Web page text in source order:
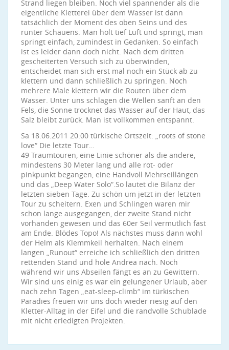
Strand liegen bleiben. Noch viel spannender als die
eigentliche Kletterei über dem Wasser ist dann
tatsächlich der Moment des oben Seins und des
runter Schauens. Man holt tief Luft und springt, man
springt einfach, zumindest in Gedanken. So einfach
ist es leider dann doch nicht. Nach dem dritten
gescheiterten Versuch sich zu überwinden,
entscheidet man sich erst mal noch ein Stück ab zu
klettern und dann schließlich zu springen. Noch
mehrere Male klettern wir die Routen über dem
Wasser. Unter uns schlagen die Wellen sanft an den
Fels, die Sonne trocknet das Wasser auf der Haut, das
Salz bleibt zurück. Man ist vollkommen entspannt.
Sa 18.06.2011 20:00 türkische Ortszeit: „roots of stone
love“ Die letzte Tour…
49 Traumtouren, eine Linie schöner als die andere,
mindestens 30 Meter lang und alle rot- oder
pinkpunkt begangen, eine Handvoll Mehrseillängen
und das „Deep Water Solo“.So lautet die Bilanz der
letzten sieben Tage. Zu schön um jetzt in der letzten
Tour zu scheitern. Exen und Schlingen waren mir
schon lange ausgegangen, der zweite Stand nicht
vorhanden gewesen und das 60er Seil vermutlich fast
am Ende. Blödes Topo! Als nächstes muss dann wohl
der Helm als Klemmkeil herhalten. Nach einem
langen „Runout“ erreiche ich schließlich den dritten
rettenden Stand und hole Andrea nach. Noch
während wir uns Abseilen fängt es an zu Gewittern.
Wir sind uns einig es war ein gelungener Urlaub, aber
nach zehn Tagen „eat-sleep-climb“ im türkischen
Paradies freuen wir uns doch wieder riesig auf den
Kletter-Alltag in der Eifel und die randvolle Schublade
mit nicht erledigten Projekten.